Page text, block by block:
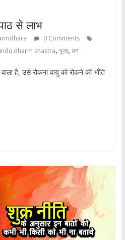
से लाभ
0 Comments
dharm shastra, पूजा, मन
है, उसे रोकना वायु को रोकने की भाँति